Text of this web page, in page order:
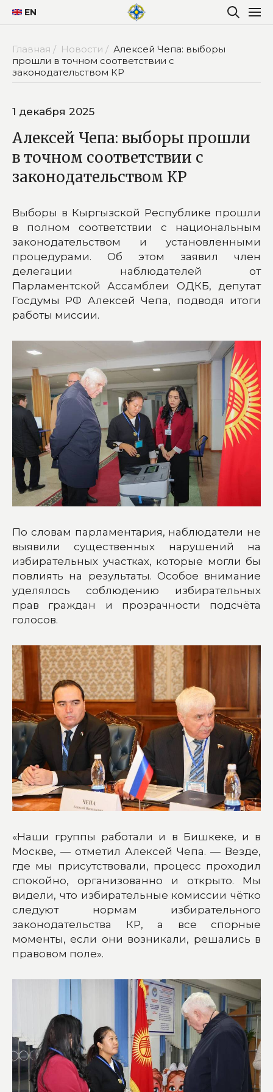
EN
Главная / Новости / Алексей Чепа: выборы
прошли в точном соответствии с
законодательством КР
1 декабря 2025
Алексей Чепа: выборы прошли
в точном соответствии с
законодательством КР
Выборы в Кыргызской Республике прошли
в полном соответствии с национальным
законодательством и установленными
процедурами. Об этом заявил член
делегации наблюдателей от
Парламентской Ассамблеи ОДКБ, депутат
Госдумы РФ Алексей Чепа, подводя итоги
работы миссии.
По словам парламентария, наблюдатели не
выявили существенных нарушений на
избирательных участках, которые могли бы
повлиять на результаты. Особое внимание
уделялось соблюдению избирательных
прав граждан и прозрачности подсчёта
голосов.
«Наши группы работали и в Бишкеке, и в
Москве, — отметил Алексей Чепа. — Везде,
где мы присутствовали, процесс проходил
спокойно, организованно и открыто. Мы
видели, что избирательные комиссии чётко
следуют нормам избирательного
законодательства КР, а все спорные
моменты, если они возникали, решались в
правовом поле».